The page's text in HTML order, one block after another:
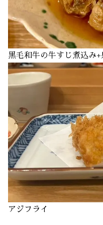
黒毛和牛の牛すじ煮込み
アジフライ